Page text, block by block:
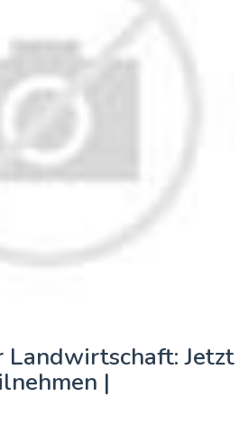
Landwirtschaft: Jetzt
|